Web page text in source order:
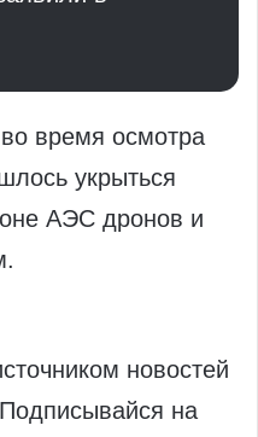
время осмотра
укрыться
АЭС дронов и
новостей
на